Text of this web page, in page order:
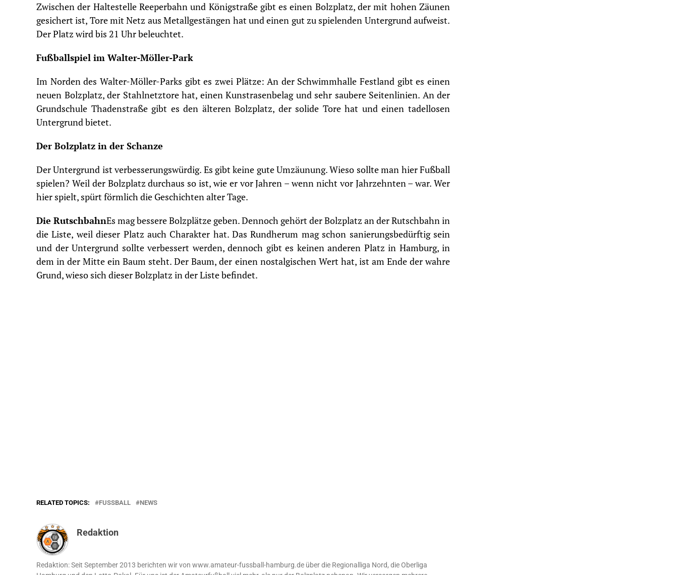
Zwischen der Haltestelle Reeperbahnund Königstraße gibt es einen Bolzplatz, der mit hohen Zäunen
gesichert ist, Tore mit Netz aus Metallgestängen hat und einen gut zu spielenden Untergrund aufweist.
Der Platz wird bis 21 Uhr beleuchtet.
Fußballspiel im Walter-Möller-Park
Im Norden des Walter-Möller-Parks gibt es zwei Plätze: An der Schwimmhalle Festland gibt es einen
neuen Bolzplatz, der Stahlnetztore hat, einen Kunstrasenbelag und sehr saubere Seitenlinien. An der
Grundschule Thadenstraße gibt es den älteren Bolzplatz, der solide Tore hat und einen tadellosen
Untergrund bietet.
Der Bolzplatz in der Schanze
Der Untergrund ist verbesserungswürdig. Es gibt keine gute Umzäunung. Wieso sollte man hier Fußball
spielen? Weil der Bolzplatz durchaus so ist, wie er vor Jahren – wenn nicht vor Jahrzehnten – war. Wer
hier spielt, spürt förmlich die Geschichten alter Tage.
Die RutschbahnEs mag bessere Bolzplätze geben. Dennoch gehört der Bolzplatz an der Rutschbahn in
die Liste, weil dieser Platz auch Charakter hat. Das Rundherum mag schon sanierungsbedürftig sein
und der Untergrund sollte verbessert werden, dennoch gibt es keinen anderen Platz in Hamburg, in
dem in der Mitte ein Baum steht. Der Baum, der einen nostalgischen Wert hat, ist am Ende der wahre
Grund, wieso sich dieser Bolzplatz in der Liste befindet.
RELATED TOPICS: FUSSBALL NEWS
Redaktion
Redaktion: Seit September 2013 berichten wir von www.amateur-fussball-hamburg.de über die Regionalliga Nord, die Oberliga